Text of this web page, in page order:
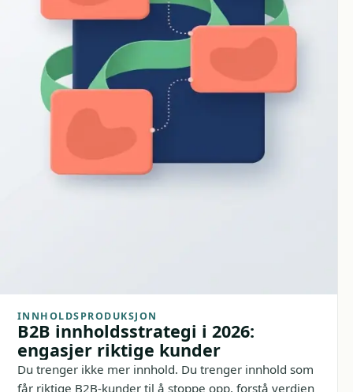
INNHOLDSPRODUKSJON
B2B innholdsstrategi i 2026:
engasjer riktige kunder
Du trenger ikke mer innhold. Du trenger innhold som
får riktige B2B-kunder til å stoppe opp, forstå verdien